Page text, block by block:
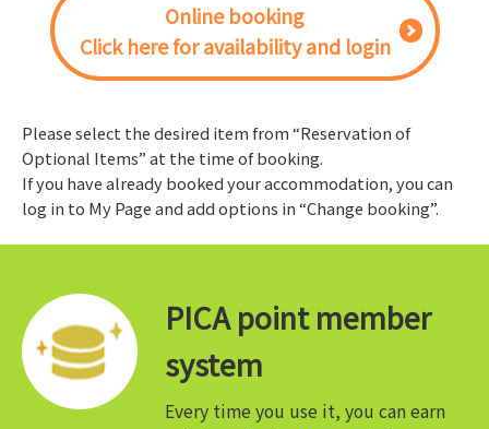
Online booking
Click here for availability and login
Please select the desired item from “Reservation of
Optional Items” at the time of booking.
If you have already booked your accommodation, you can
log in to My Page and add options in “Change booking”.
PICA point member
system
Every time you use it, you can earn